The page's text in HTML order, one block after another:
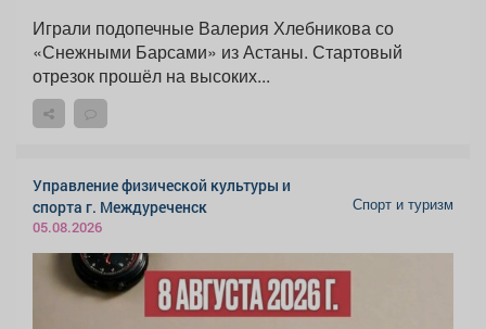
Играли подопечные Валерия Хлебникова со
«Снежными Барсами» из Астаны. Стартовый
отрезок прошёл на высоких...
Управление физической культуры и
спорта г. Междуреченск
05.08.2026
Спорт и туризм